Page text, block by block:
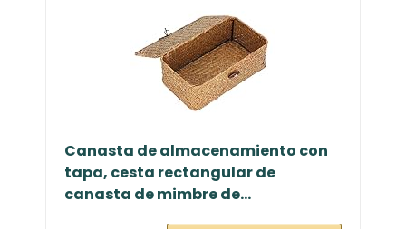
Canasta de almacenamiento con
tapa, cesta rectangular de
canasta de mimbre de...